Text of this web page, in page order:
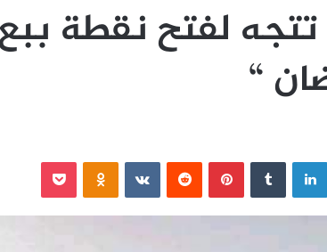
لفتح نقطة
“
لينكدإن بينتيريست